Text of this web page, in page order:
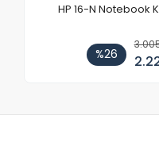
HP 16-N Notebook
%26